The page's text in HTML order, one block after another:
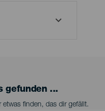
gefunden ...
etwas finden, das dir gefällt.